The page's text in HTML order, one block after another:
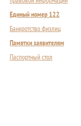
Единый номер 122
Банкротство физлиц
Памятки заявителям
Паспортный стол